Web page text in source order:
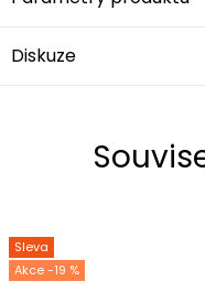
Diskuze
Sleva
-19 %